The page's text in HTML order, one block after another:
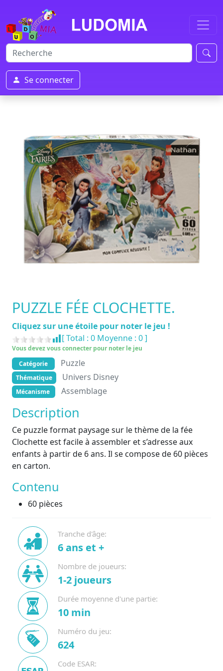
Se connecter
PUZZLE FÉE CLOCHETTE.
Cliquez sur une étoile pour noter le jeu !
[ Total : 0 Moyenne : 0]
Vous devez vous connecter pour noter le jeu
Catégorie
Puzzle
Thématique Univers Disney
Mécanisme Assemblage
Description
Ce puzzle format paysage sur le thème de la fée
Clochette est facile à assembler et s’adresse aux
enfants à partir de 6 ans. Il se compose de 60 pièces
en carton.
Contenu
60 pièces
Tranche d'âge:
6 ans et +
Nombre de joueurs:
1-2 joueurs
Durée moyenne d'une partie:
10 min
Numéro du jeu:
624
Code ESAR: